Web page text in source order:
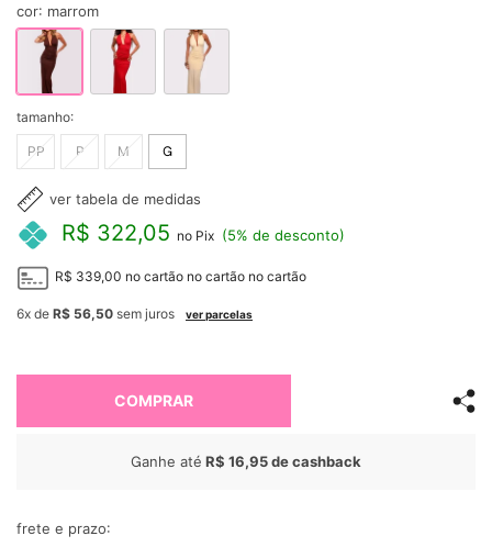
cor: marrom
tamanho:
PP P M G
ver tabela de medidas
R$ 322,05 no Pix (5% de desconto)
R$ 339,00 no cartão no cartão no cartão
6x de R$ 56,50 sem juros ver parcelas
COMPRAR
Ganhe até R$ 16,95de cashback
frete e prazo: